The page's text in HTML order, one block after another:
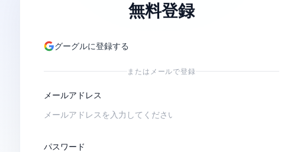
無料登録
グーグルに登録する
またはメールで登録
メールアドレス
パスワード